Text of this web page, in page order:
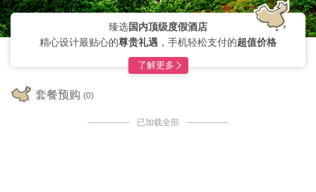
臻选国内顶级度假酒店
精心设计最贴心的尊贵礼遇 ，手机轻松支付的超值价格
了解更多
套餐预购 (0)
已加载全部